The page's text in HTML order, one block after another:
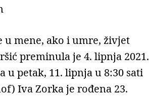
u mene, ako i umre, živjet
preminula je 4. lipnja 2021.
u petak, 11. lipnja u 8:30 sati
Iva Zorka je rođena 23.